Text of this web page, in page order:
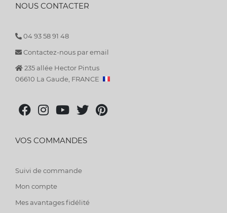
NOUS CONTACTER
04 93 58 91 48
Contactez-nous par email
235 allée Hector Pintus
06610 La Gaude, FRANCE
VOS COMMANDES
Suivi de commande
Mon compte
Mes avantages fidélité